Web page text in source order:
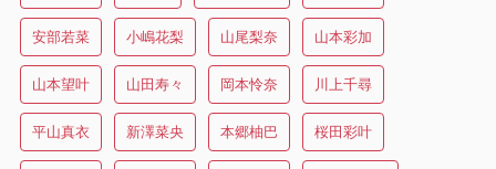
安部若菜 小嶋花梨 山尾梨奈 山本彩加
山本望叶 山田寿々 岡本怜奈 川上千尋
平山真衣 新澤菜央 本郷柚巴 桜田彩叶